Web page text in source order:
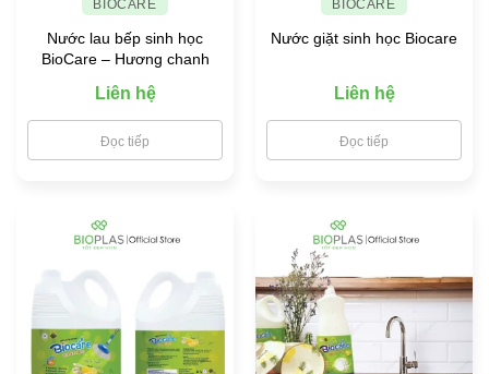
BIOCARE
Nước lau bếp sinh học
BioCare – Hương chanh
Liên hệ
Đọc tiếp
BIOCARE
Nước giặt sinh học Biocare
Liên hệ
Đọc tiếp